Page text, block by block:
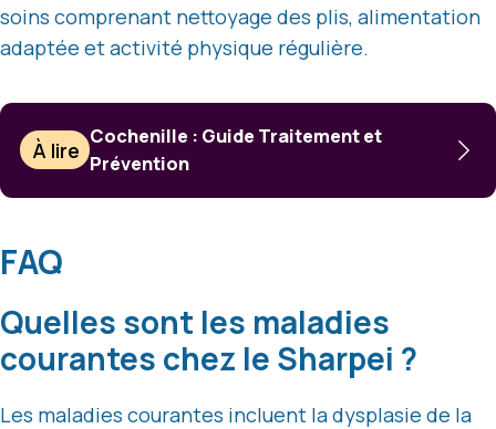
soins comprenant nettoyage des plis, alimentation
adaptée et activité physique régulière.
À lire
Cochenille : Guide Traitement et
Prévention
FAQ
Quelles sont les maladies
courantes chez le Sharpei ?
Les maladies courantes incluent la dysplasie de la